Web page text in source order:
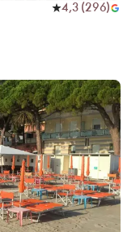
4,3(296)